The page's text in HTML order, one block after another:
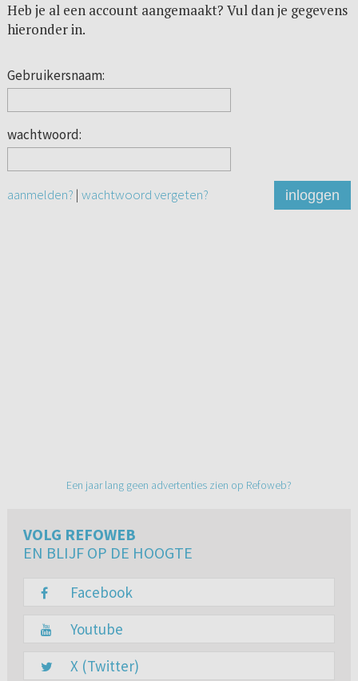
Heb je al een account aangemaakt? Vul dan je gegevens
hieronder in.
Gebruikersnaam:
wachtwoord:
aanmelden? | wachtwoord vergeten? inloggen
Een jaar lang geen advertenties zien op Refoweb?
VOLG REFOWEB
EN BLIJF OP DE HOOGTE
Facebook
Youtube
X (Twitter)